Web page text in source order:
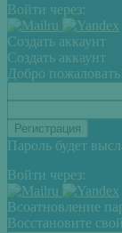
Войти через:
Создать аккаунт
Создать аккаунт
Добро
Пароль будет
Войти через:
Всоатновление
Восстановите